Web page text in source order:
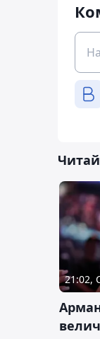
21:02,